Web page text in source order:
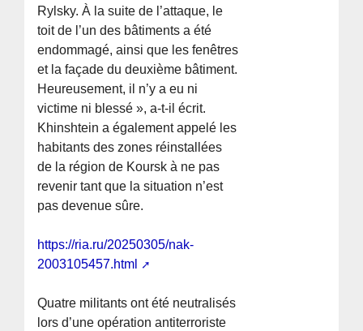
Rylsky. À la suite de l’attaque, le
toit de l’un des bâtiments a été
endommagé, ainsi que les fenêtres
et la façade du deuxième bâtiment.
Heureusement, il n’y a eu ni
victime ni blessé », a-t-il écrit.
Khinshtein a également appelé les
habitants des zones réinstallées
de la région de Koursk à ne pas
revenir tant que la situation n’est
pas devenue sûre.
https://ria.ru/20250305/nak-
2003105457.html
Quatre militants ont été neutralisés
lors d’une opération antiterroriste